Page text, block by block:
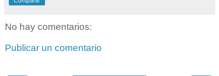
No hay comentarios:
Publicar un comentario